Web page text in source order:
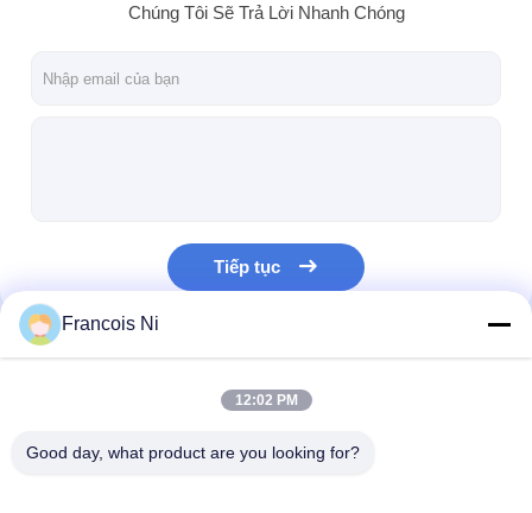
Chúng Tôi Sẽ Trả Lời Nhanh Chóng
Tiếp tục
Danh Mục Của Chúng Tôi
Francois Ni
12:02 PM
Good day, what product are you looking for?